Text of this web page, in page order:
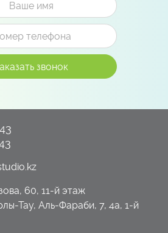
60, 11-й этаж
Тау, Аль-Фараби, 7, 4а, 1-й